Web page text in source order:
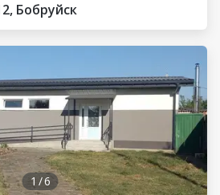
Бобруйск
1 /6